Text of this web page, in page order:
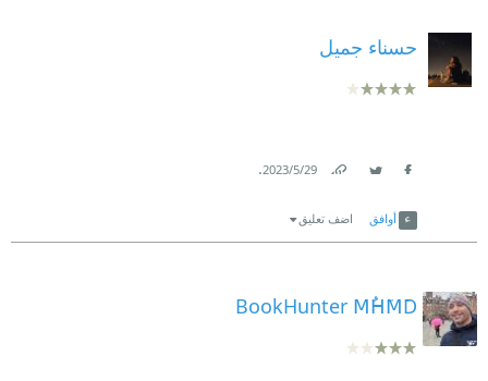
حسناء جميل
29‏/5‏/2023
.
أوافق اضف تعليق
BookHunter MُHَMَD